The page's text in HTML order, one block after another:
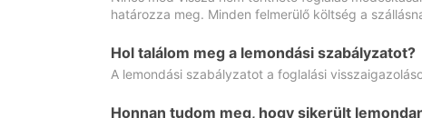
határozza meg. Minden felmerülő költség a
Hol találom meg a lemondási szabályzatot?
A lemondási szabályzatot a foglalási
Honnan tudom meg, hogy sikerült